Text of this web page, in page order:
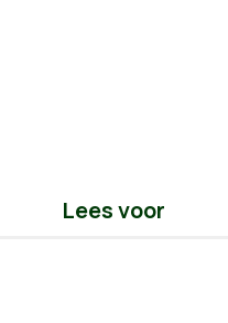
Lees voor